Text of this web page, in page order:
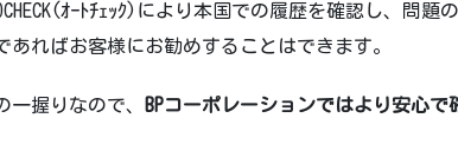
ｵｰﾄﾁｪｯｸ)により本国での履歴を確認し、問題
あればお客様にお勧めすることはできます。
一握りなので、 BPコーポレーションではより安心で